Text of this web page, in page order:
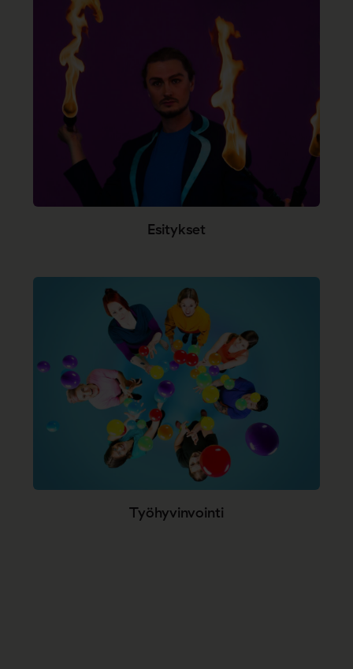
Esitykset
Työhyvinvointi